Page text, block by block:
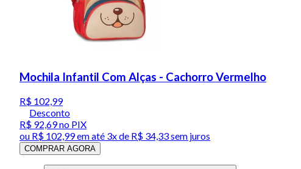
Mochila Infantil Com Alças - Cachorro Vermelho
R$ 102,99
Desconto
R$ 92,69no PIX
ou R$ 102,99em até 3x de R$ 34,33 sem juros
COMPRAR AGORA